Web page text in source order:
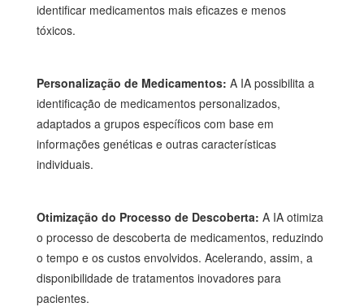
identificar medicamentos mais eficazes e menos
tóxicos.
Personalização de Medicamentos: A IA possibilita a
identificação de medicamentos personalizados,
adaptados a grupos específicos com base em
informações genéticas e outras características
individuais.
Otimização do Processo de Descoberta: A IA otimiza
o processo de descoberta de medicamentos, reduzindo
o tempo e os custos envolvidos. Acelerando, assim, a
disponibilidade de tratamentos inovadores para
pacientes.